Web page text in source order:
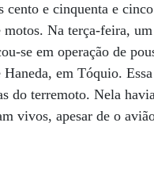
e cinquenta e
motos. Na terça-feira,
se em operação de
em Tóquio.
do terremoto. Nela
vivos, apesar de o